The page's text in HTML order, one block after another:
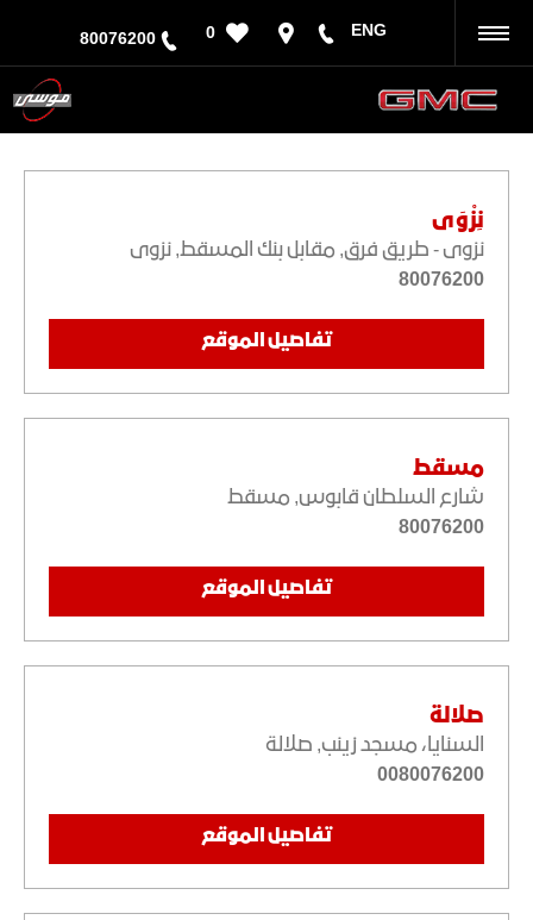
ENG
0
80076200
نِزْوَى
نزوى - طريق فرق, مقابل بنك المسقط,نزوى
80076200
تفاصيل الموقع
مسقط
شارع السلطان قابوس, مسقط
80076200
تفاصيل الموقع
صلالة
السنايا، مسجد زينب, صلالة
0080076200
تفاصيل الموقع